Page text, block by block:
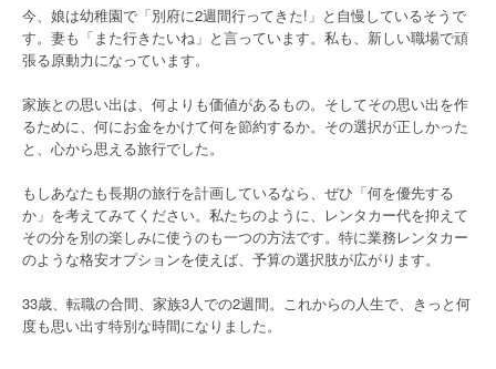
今、娘は幼稚園で「別府に2週間行ってきた!」と自慢しているそうで
す。妻も「また行きたいね」と言っています。私も、新しい職場で頑
張る原動力になっています。
家族との思い出は、何よりも価値があるもの。そしてその思い出を作
るために、何にお金をかけて何を節約するか。その選択が正しかった
と、心から思える旅行でした。
もしあなたも長期の旅行を計画しているなら、ぜひ「何を優先する
か」を考えてみてください。私たちのように、レンタカー代を抑えて
その分を別の楽しみに使うのも一つの方法です。特に業務レンタカー
のような格安オプションを使えば、予算の選択肢が広がります。
33歳、転職の合間、家族3人での2週間。これからの人生で、きっと何
度も思い出す特別な時間になりました。